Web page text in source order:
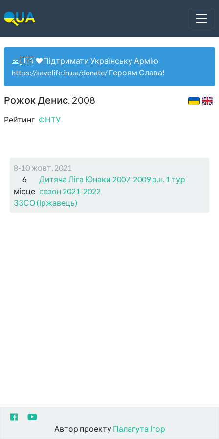
🙏🇺🇦❤️Підтримати Українську Армію
https://savelife.in.ua/donate/ Героям Слава!
Рожок Денис. 2008
Рейтинг ФНТУ
8-10 жовт, 2021
6
місце
Дитяча Ліга Юнаки 2007-2009 р.н. 1 тур
сезон 2021-2022
ЗЗСО (Іржавець)
Автор проекту Палагута Ігор